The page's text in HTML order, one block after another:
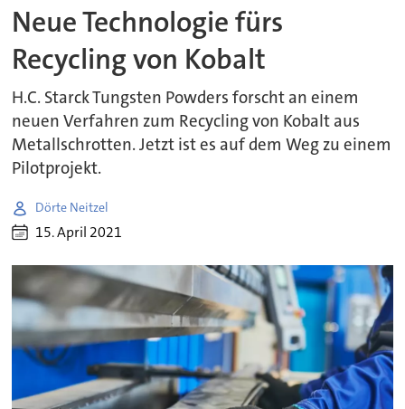
Neue Technologie fürs
Recycling von Kobalt
H.C. Starck Tungsten Powders forscht an einem
neuen Verfahren zum Recycling von Kobalt aus
Metallschrotten. Jetzt ist es auf dem Weg zu einem
Pilotprojekt.
Dörte Neitzel
15. April 2021